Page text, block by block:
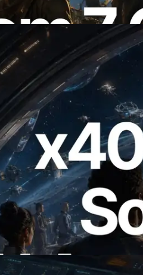
Solana compatible
IA paient à la
ils ont besoin